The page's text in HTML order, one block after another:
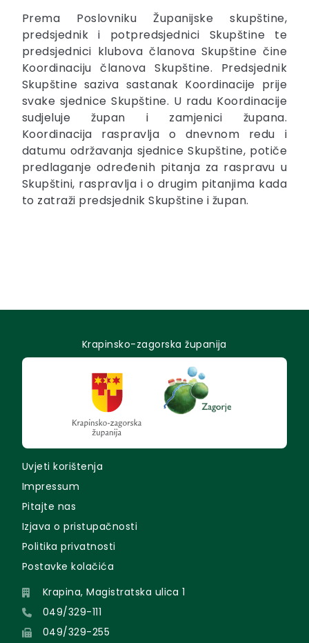
Prema Poslovniku Županijske skupštine,
predsjednik i potpredsjednici Skupštine te
predsjednici klubova članova Skupštine čine
Koordinaciju članova Skupštine. Predsjednik
Skupštine saziva sastanak Koordinacije prije
svake sjednice Skupštine. U radu Koordinacije
sudjeluje župan i zamjenici župana.
Koordinacija raspravlja o dnevnom redu i
datumu održavanja sjednice Skupštine, potiče
predlaganje određenih pitanja za raspravu u
Skupštini, raspravlja i o drugim pitanjima kada
to zatraži predsjednik Skupštine i župan.
Krapinsko-zagorska županija
Uvjeti korištenja
Impressum
Pitajte nas
Izjava o pristupačnosti
Politika privatnosti
Postavke kolačića
Krapina, Magistratska ulica 1
049/329-111
049/329-255